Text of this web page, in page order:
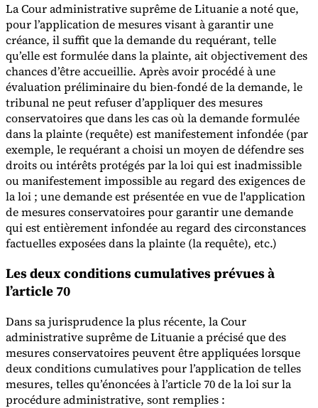
Experts
Nos auteursDevenir contributeurChoisir un expert
La Cour administrative suprême de Lituanie a noté que,
pour l’application de mesures visant à garantir une
créance, il suffit que la demande du requérant, telle
qu’elle est formulée dans la plainte, ait objectivement des
chances d’être accueillie. Après avoir procédé à une
évaluation préliminaire du bien-fondé de la demande, le
tribunal ne peut refuser d’appliquer des mesures
conservatoires que dans les cas où la demande formulée
dans la plainte (requête) est manifestement infondée (par
exemple, le requérant a choisi un moyen de défendre ses
droits ou intérêts protégés par la loi qui est inadmissible
ou manifestement impossible au regard des exigences de
la loi ; une demande est présentée en vue de l'application
de mesures conservatoires pour garantir une demande
qui est entièrement infondée au regard des circonstances
factuelles exposées dans la plainte (la requête), etc.)
Les deux conditions cumulatives prévues à
l’article 70
Dans sa jurisprudence la plus récente, la Cour
administrative suprême de Lituanie a précisé que des
mesures conservatoires peuvent être appliquées lorsque
deux conditions cumulatives pour l’application de telles
mesures, telles qu’énoncées à l’article 70 de la loi sur la
procédure administrative, sont remplies :